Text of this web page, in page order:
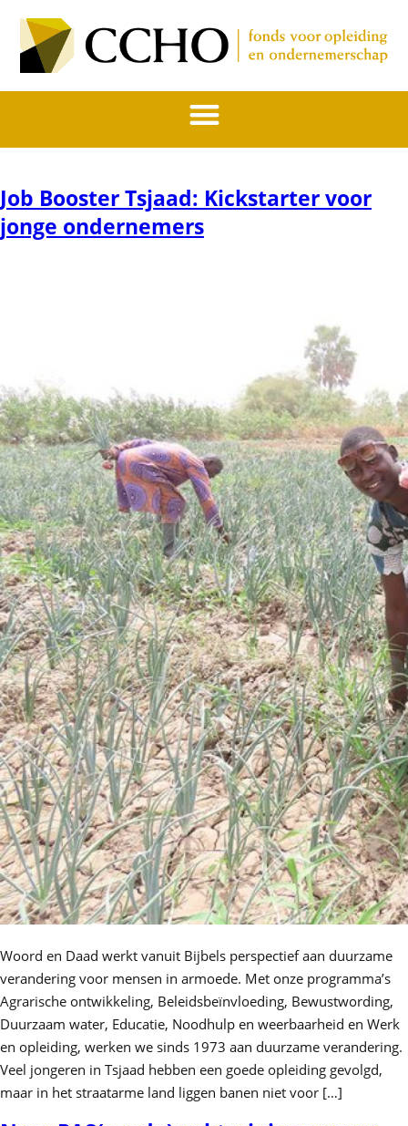
Job Booster Tsjaad: Kickstarter voor
jonge ondernemers
Woord en Daad werkt vanuit Bijbels perspectief aan duurzame
verandering voor mensen in armoede. Met onze programma’s
Agrarische ontwikkeling, Beleidsbeïnvloeding, Bewustwording,
Duurzaam water, Educatie, Noodhulp en weerbaarheid en Werk
en opleiding, werken we sinds 1973 aan duurzame verandering.
Veel jongeren in Tsjaad hebben een goede opleiding gevolgd,
maar in het straatarme land liggen banen niet voor […]